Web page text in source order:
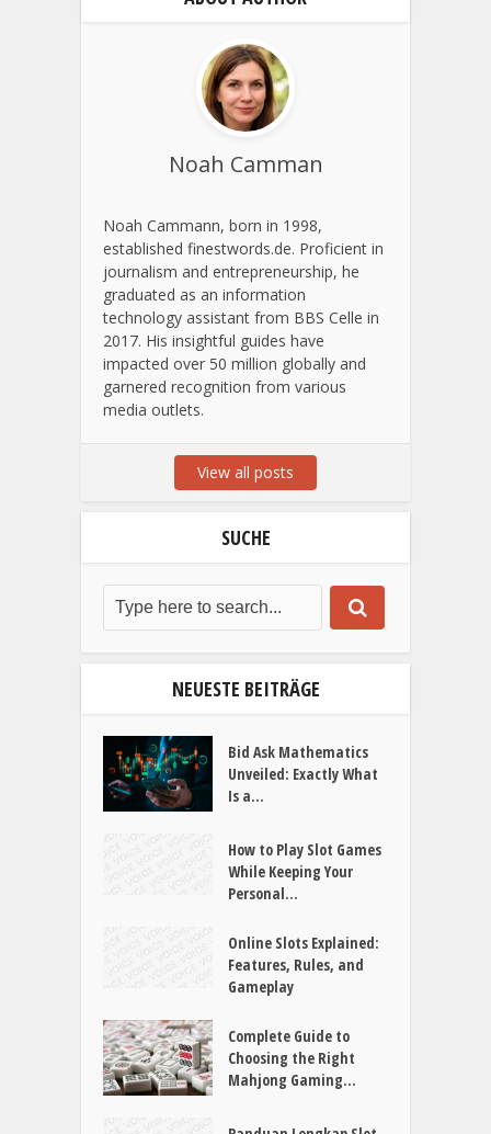
Noah Camman
Noah Cammann, born in 1998,
established finestwords.de. Proficient in
journalism and entrepreneurship, he
graduated as an information
technology assistant from BBS Celle in
2017. His insightful guides have
impacted over 50 million globally and
garnered recognition from various
media outlets.
View all posts
SUCHE
NEUESTE BEITRÄGE
Bid Ask Mathematics
Unveiled: Exactly What
Is a...
How to Play Slot Games
While Keeping Your
Personal...
Online Slots Explained:
Features, Rules, and
Gameplay
Complete Guide to
Choosing the Right
Mahjong Gaming...